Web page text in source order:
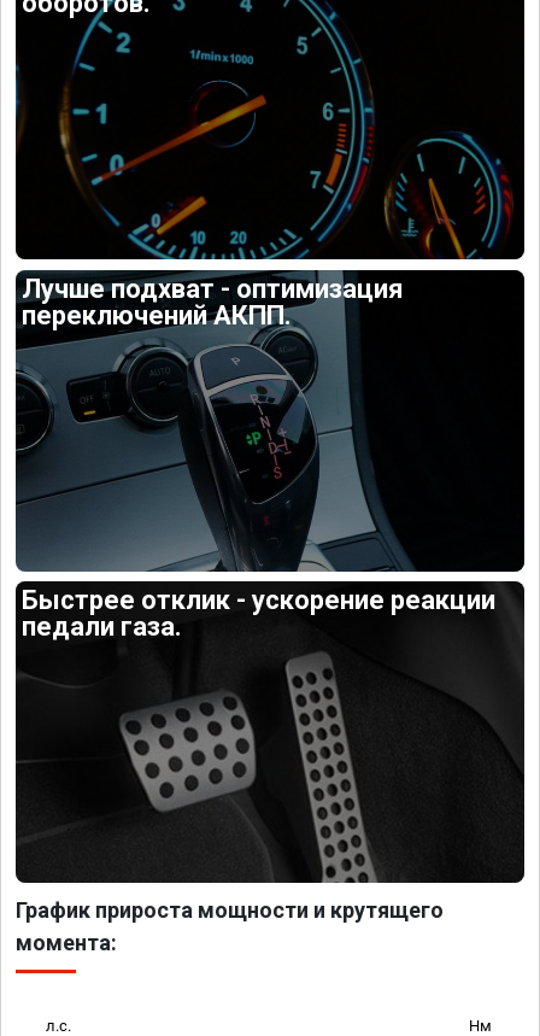
Лучше подхват - оптимизация
переключений АКПП.
Быстрее отклик - ускорение реакции
педали газа.
График прироста мощности и крутящего
момента:
л.с. Нм